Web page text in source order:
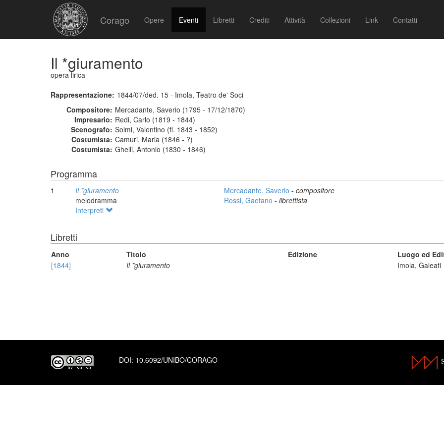
Corago Opere Eventi Libretti Crediti Attività Collezioni Link Contatti
Il *giuramento
opera lirica
Rappresentazione: 1844/07/ded. 15 - Imola, Teatro de' Soci
Compositore: Mercadante, Saverio (1795 - 17/12/1870)
Impresario: Redi, Carlo (1819 - 1844)
Scenografo: Solmi, Valentino (fl. 1843 - 1852)
Costumista: Camuri, Maria (1846 - ?)
Costumista: Ghelli, Antonio (1830 - 1846)
Programma
1
Il *giuramento
melodramma
Mercadante, Saverio - compositore
Rossi, Gaetano - librettista
Interpreti
Libretti
Anno Titolo Edizione
Luogo ed
[1844]
Il *giuramento Imola, Galeati
DOI: 10.6092/UNIBO/CORAGO